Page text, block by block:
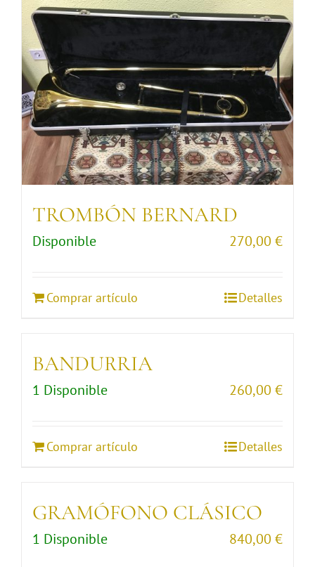
TROMBÓN BERNARD
Disponible 270,00 €
Comprar artículo Detalles
BANDURRIA
1 Disponible 260,00 €
Comprar artículo Detalles
GRAMÓFONO CLÁSICO
1 Disponible 840,00 €